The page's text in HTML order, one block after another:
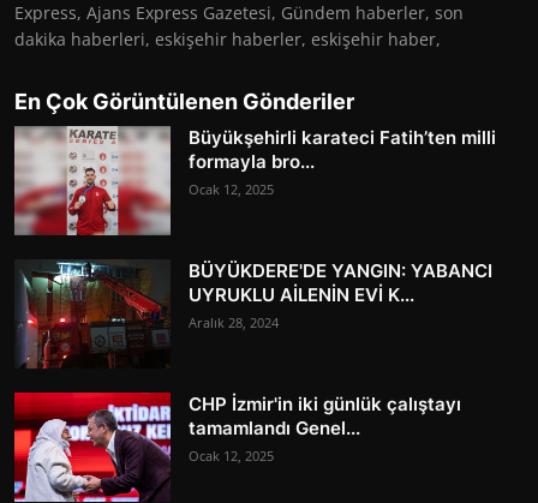
Express, Ajans Express Gazetesi, Gündem haberler, son
dakika haberleri, eskişehir haberler, eskişehir haber,
En Çok Görüntülenen Gönderiler
Büyükşehirli karateci Fatih’ten milli
formayla bro...
Ocak 12, 2025
BÜYÜKDERE'DE YANGIN: YABANCI
UYRUKLU AİLENİN EVİ K...
Aralık 28, 2024
CHP İzmir'in iki günlük çalıştayı
tamamlandı Genel...
Ocak 12, 2025